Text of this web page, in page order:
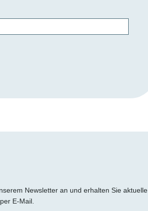
Newsletter an und erhalten Sie aktuelle
E-Mail.